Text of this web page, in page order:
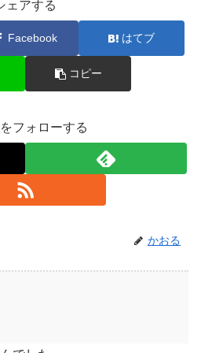
ェアする
Facebook はてブ
コピー
フォローする
かおる